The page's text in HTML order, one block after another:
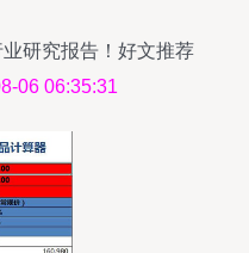
研究报告！好文推荐
06 06:35:31